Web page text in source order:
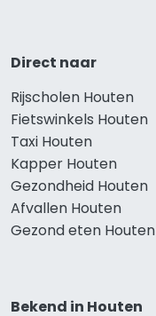
Direct naar
Rijscholen Houten
Fietswinkels Houten
Taxi Houten
Kapper Houten
Gezondheid Houten
Afvallen Houten
Gezond eten Houten
Bekend in Houten